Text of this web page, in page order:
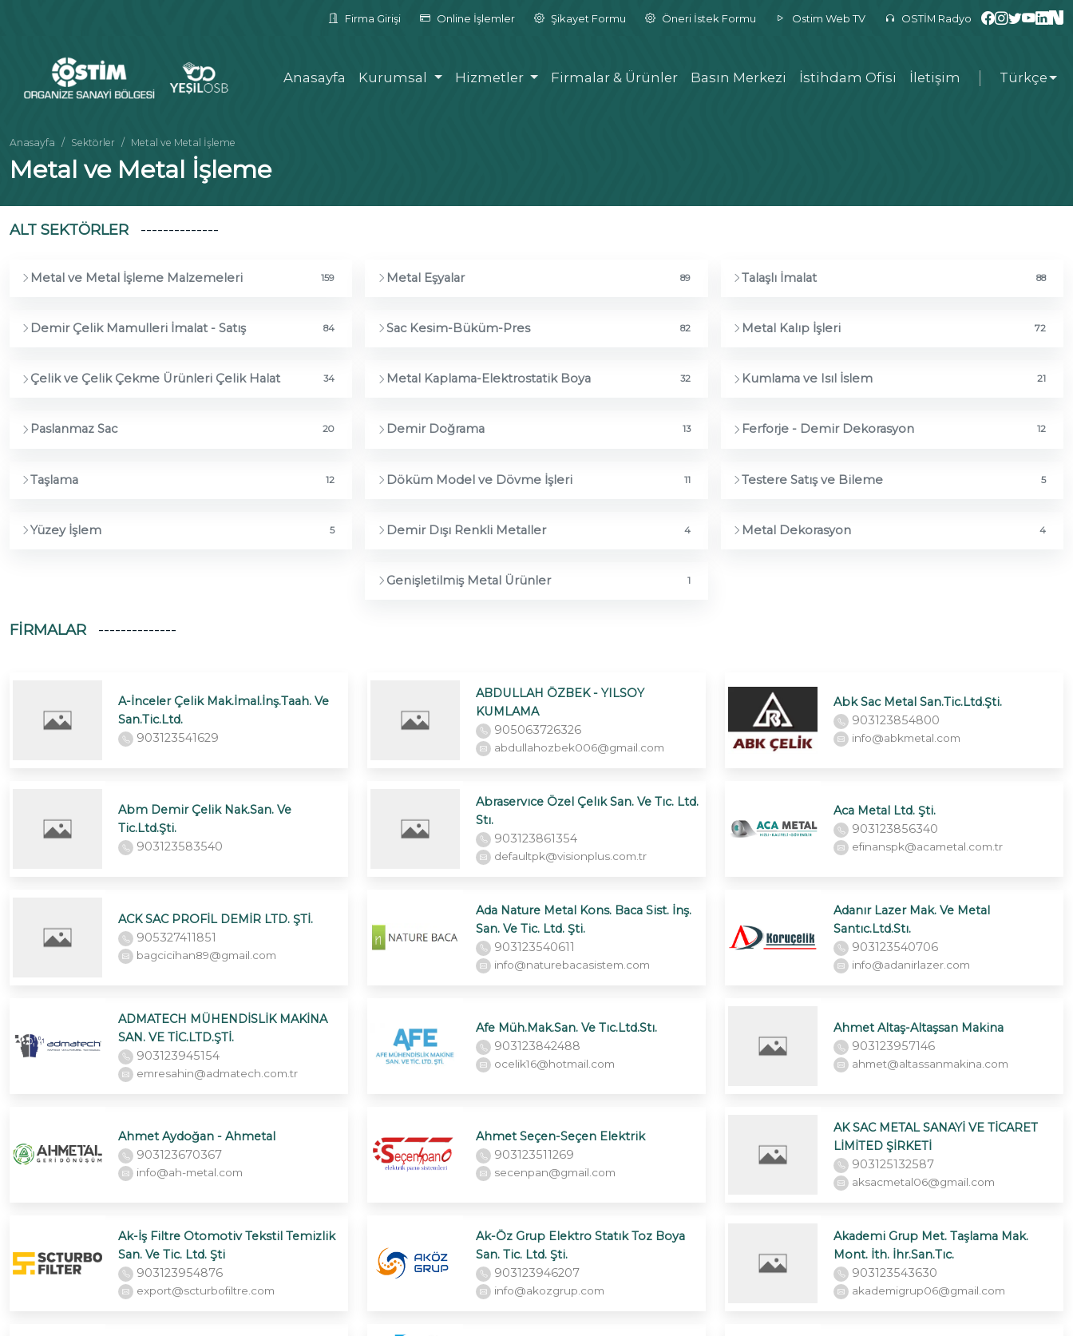
Firma Girişi Online İşlemler Şikayet Formu Öneri İstek Formu Ostim Web TV OSTİM Radyo
Anasayfa Kurumsal Hizmetler Firmalar & Ürünler Basın Merkezi İstihdam Ofisi İletişim Türkçe
Anasayfa Sektörler Metal ve Metal İşleme
Metal ve Metal İşleme
ALT SEKTÖRLER
Metal ve Metal İşleme Malzemeleri 159 Metal Eşyalar 89 Talaşlı İmalat 88
Demir Çelik Mamulleri İmalat - Satış 84 Sac Kesim-Büküm-Pres 82 Metal Kalıp İşleri 72
Çelik ve Çelik Çekme Ürünleri Çelik Halat 34 Metal Kaplama-Elektrostatik Boya 32 Kumlama ve Isıl İslem 21
Paslanmaz Sac 20 Demir Doğrama 13 Ferforje - Demir Dekorasyon 12
Taşlama 12 Döküm Model ve Dövme İşleri 11 Testere Satış ve Bileme 5
Yüzey İşlem 5 Demir Dışı Renkli Metaller 4 Metal Dekorasyon 4
Genişletilmiş Metal Ürünler 1
FIRMALAR
A-İnceler Çelik Mak.İmal.İnş.Taah. Ve
San.Tic.Ltd.
903123541629
ABDULLAH ÖZBEK - YILSOY
KUMLAMA
905063726326
abdullahozbek006@gmail.com
Abk Sac Metal San.Tic.Ltd.Şti.
903123854800
info@abkmetal.com
Abm Demir Çelik Nak.San. Ve
Tic.Ltd.Şti.
903123583540
Abraservıce Özel Çelık San. Ve Tıc. Ltd.
Stı.
903123861354
defaultpk@visionplus.com.tr
Aca Metal Ltd. Şti.
903123856340
efinanspk@acametal.com.tr
ACK SAC PROFİL DEMİR LTD. ŞTİ.
905327411851
bagcicihan89@gmail.com
Ada Nature Metal Kons. Baca Sist. İnş.
San. Ve Tic. Ltd. Şti.
903123540611
info@naturebacasistem.com
Adanır Lazer Mak. Ve Metal
Santıc.Ltd.Stı.
903123540706
info@adanirlazer.com
ADMATECH MÜHENDİSLİK MAKİNA
SAN. VE TİC.LTD.ŞTİ.
903123945154
emresahin@admatech.com.tr
Afe Müh.Mak.San. Ve Tıc.Ltd.Stı.
903123842488
ocelik16@hotmail.com
Ahmet Altaş-Altaşsan Makina
903123957146
ahmet@altassanmakina.com
Ahmet Aydoğan - Ahmetal
903123670367
info@ah-metal.com
Ahmet Seçen-Seçen Elektrik
903123511269
secenpan@gmail.com
AK SAC METAL SANAYİ VE TİCARET
LİMİTED ŞİRKETİ
903125132587
aksacmetal06@gmail.com
Ak-İş Filtre Otomotiv Tekstil Temizlik
San. Ve Tic. Ltd. Şti
903123954876
export@scturbofiltre.com
Ak-Öz Grup Elektro Statık Toz Boya
San. Tic. Ltd. Şti.
903123946207
info@akozgrup.com
Akademi Grup Met. Taşlama Mak.
Mont. İth. İhr.San.Tıc.
903123543630
akademigrup06@gmail.com